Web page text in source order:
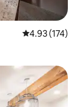
Calificación
4.93 (174)